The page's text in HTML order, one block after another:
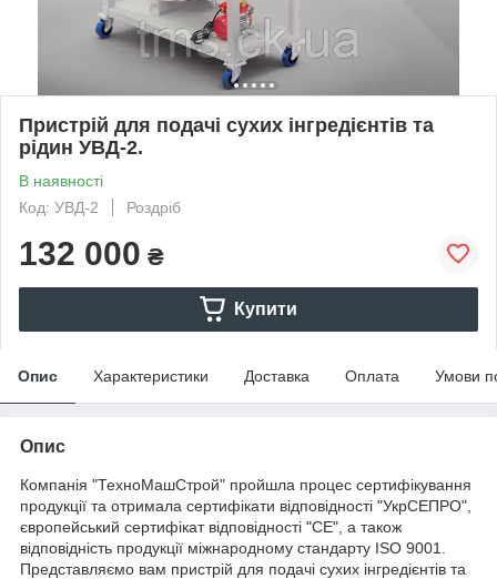
Пристрій для подачі сухих інгредієнтів та
рідин УВД-2.
В наявності
Код: УВД-2
Роздріб
132 000 ₴
Купити
Опис Характеристики Доставка Оплата Умови
Опис
Компанія "ТехноМашСтрой" пройшла процес сертифікування
продукції та отримала сертифікати відповідності "УкрСЕПРО",
європейський сертифікат відповідності "СЕ", а також
відповідність продукції міжнародному стандарту ISO 9001.
Представляємо вам пристрій для подачі сухих інгредієнтів та